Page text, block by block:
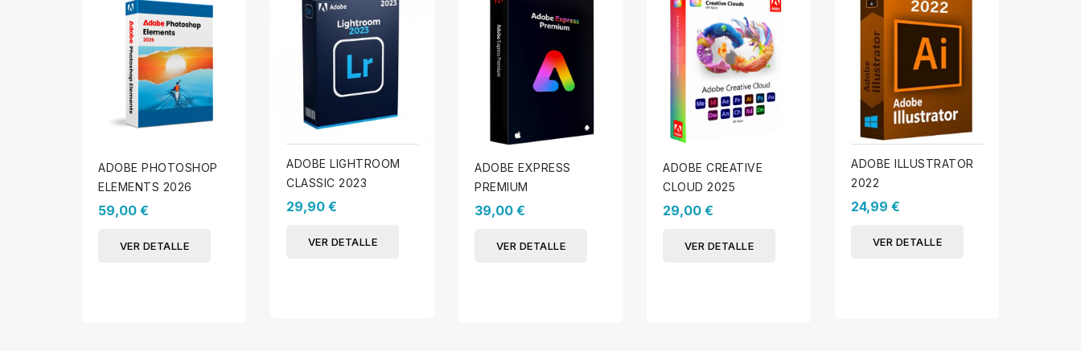
ADOBE PHOTOSHOP
ELEMENTS 2026
59,00 €
VER DETALLE
ADOBE LIGHTROOM
CLASSIC 2023
29,90 €
VER DETALLE
ADOBE EXPRESS
PREMIUM
39,00 €
VER DETALLE
ADOBE CREATIVE
CLOUD 2025
29,00 €
VER DETALLE
ADOBE ILLUSTRATOR
2022
24,99 €
VER DETALLE